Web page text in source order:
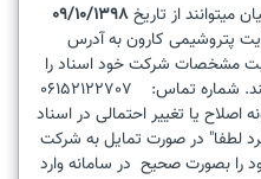
می­توانند از تاريخ09/10/1398
پتروشيمی کارون به آدرس
مشخصات شرکت خود اسناد را
جهت شرکت در مناقصه دانلود نمايند. شماره تماس: 06152122707
يا تغيير احتمالی در اسناد
لطفا" در صورت تمايل به شرکت
بصورت صحيح در سامانه وارد